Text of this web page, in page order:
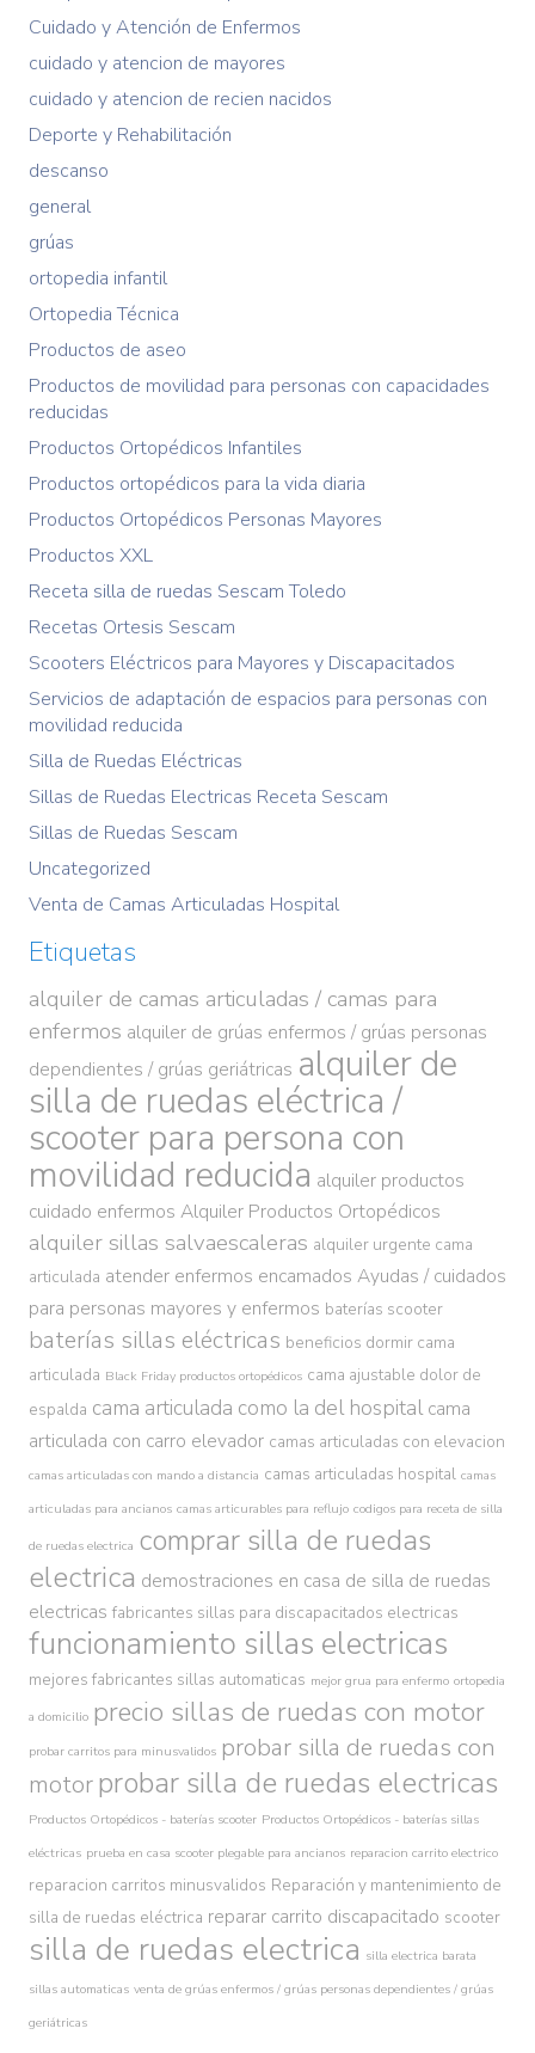
Cuidado y Atención de Enfermos
cuidado y atencion de mayores
cuidado y atencion de recien nacidos
Deporte y Rehabilitación
descanso
general
grúas
ortopedia infantil
Ortopedia Técnica
Productos de aseo
Productos de movilidad para personas con capacidades
reducidas
Productos Ortopédicos Infantiles
Productos ortopédicos para la vida diaria
Productos Ortopédicos Personas Mayores
Productos XXL
Receta silla de ruedas Sescam Toledo
Recetas Ortesis Sescam
Scooters Eléctricos para Mayores y Discapacitados
Servicios de adaptación de espacios para personas con
movilidad reducida
Silla de Ruedas Eléctricas
Sillas de Ruedas Electricas Receta Sescam
Sillas de Ruedas Sescam
Uncategorized
Venta de Camas Articuladas Hospital
Etiquetas
alquiler de camas articuladas / camas para
enfermos alquiler de grúas enfermos / grúas personas
dependientes / grúas geriátricas alquiler de
silla de ruedas eléctrica /
scooter para persona con
movilidad reducida alquiler productos
cuidado enfermos Alquiler Productos Ortopédicos
alquiler sillas salvaescaleras alquiler urgente cama
articulada atender enfermos encamados Ayudas / cuidados
para personas mayores y enfermos baterías scooter
baterías sillas eléctricas beneficios dormir cama
articulada Black Friday productos ortopédicos cama ajustable dolor de
espalda cama articulada como la del hospital cama
articulada con carro elevador camas articuladas con elevacion
camas articuladas con mando a distancia camas articuladas hospital camas
articuladas para ancianos camas articurables para reflujo codigos para receta de silla
de ruedas electrica comprar silla de ruedas
electrica demostraciones en casa de silla de ruedas
electricas fabricantes sillas para discapacitados electricas
funcionamiento sillas electricas
mejores fabricantes sillas automaticas mejor grua para enfermo ortopedia
a domicilio precio sillas de ruedas con motor
probar carritos para minusvalidos probar silla de ruedas con
motorprobar silla de ruedas electricas
Productos Ortopédicos - baterías scooter Productos Ortopédicos - baterías sillas
eléctricas prueba en casa scooter plegable para ancianos reparacion carrito electrico
reparacion carritos minusvalidos Reparación y mantenimiento de
silla de ruedas eléctrica reparar carrito discapacitado scooter
silla de ruedas electrica silla electrica barata
sillas automaticas venta de grúas enfermos / grúas personas dependientes / grúas
geriátricas